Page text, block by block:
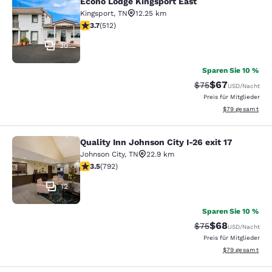
Econo Lodge Kingsport East
30
Kingsport, TN
12.25 km
3.68-Sterne-Bewertung. Gut. 512 Bewertungen
3.7(512)
Sparen Sie 10 %
$75Vergünstigter
$67USD/Nacht
Preis für Mitglieder
Geschätzte
$79 gesamt
Quality Inn Johnson City I-26 exit 17
12
Quality Inn Johnson City I-26 exit 17
Johnson City, TN
22.9 km
3.54-Sterne-Bewertung. Gut. 792 Bewertungen
3.5(792)
Sparen Sie 10 %
$75Vergünstigter
$68USD/Nacht
Preis für Mitglieder
Geschätzte
$79 gesamt